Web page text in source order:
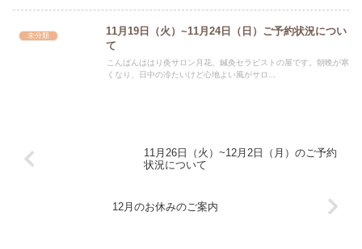
未分類
11月19日（火）~11月24日（日）ご予約状況につい
て
こんばんははり灸サロン月花、鍼灸セラピストの屋です。朝晩が寒
くなり、日中の冷たいけど心地よい風がサロ...
11月26日（火）~12月2日（月）のご予約
状況について
12月のお休みのご案内